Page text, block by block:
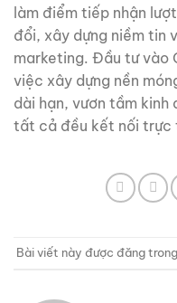
làm điểm tiếp nhận
đổi, xây dựng niềm tin
marketing. Đầu tư vào
việc xây dựng nền
dài hạn, vươn tầm
tất cả đều kết nối trực
Bài viết này được đăng trong